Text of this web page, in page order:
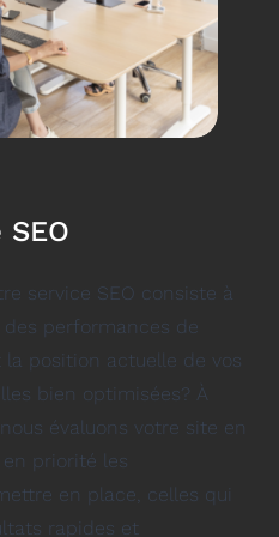
service SEO consiste à
performances de
position actuelle de vos
bien optimisées? À
évaluons votre site en
priorité les
en place, celles qui
rapides et